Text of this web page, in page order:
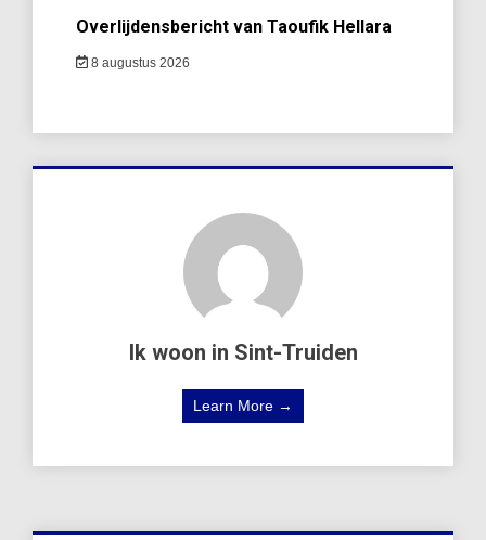
Overlijdensbericht van Taoufik Hellara
8 augustus 2026
Ik woon in Sint-Truiden
Learn More →